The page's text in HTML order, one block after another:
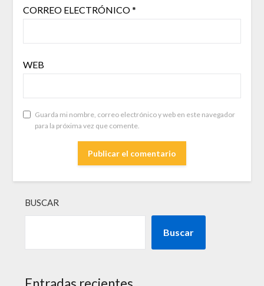
CORREO ELECTRÓNICO*
WEB
Guarda mi nombre, correo electrónico y web en este navegador
para la próxima vez que comente.
BUSCAR
Buscar